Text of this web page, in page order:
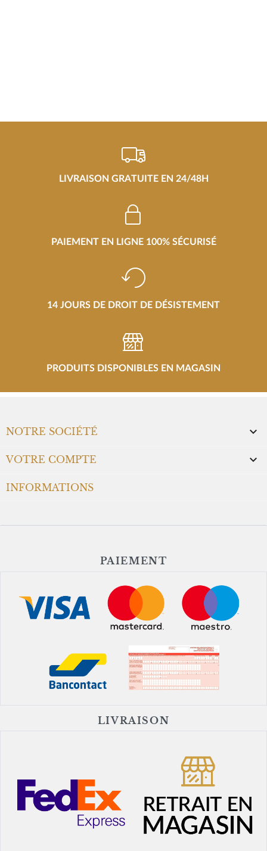
LIVRAISON GRATUITE EN 24/48H
PAIEMENT EN LIGNE 100% SÉCURISÉ
14 JOURS DE DROIT DE DÉSISTEMENT
PRODUITS DISPONIBLES EN MAGASIN
NOTRE SOCIÉTÉ 
VOTRE COMPTE 
INFORMATIONS
PAIEMENT
LIVRAISON